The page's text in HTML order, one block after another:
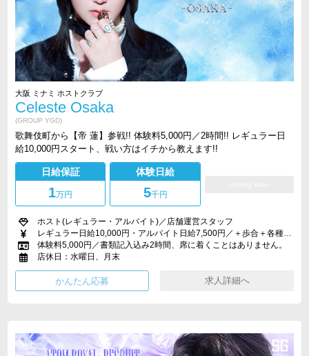
大阪 ミナミ ホストクラブ
Celeste Osaka
(GROUP YGD)
歌舞伎町から【帝 蓮】参戦!! 体験料5,000円／2時間!! レギュラー日
給10,000円スタート、戦い方はイチから教えます!!
日給保証
1万円
体験日給
5千円
ホスト(レギュラー・アルバイト)／店舗運営スタッフ
レギュラー日給10,000円・アルバイト日給7,500円／＋歩合＋各種手当＋各種賞金
体験料5,000円／書類記入込み2時間、席に着くことはありません。
店休日：水曜日、月末
求人詳細へ